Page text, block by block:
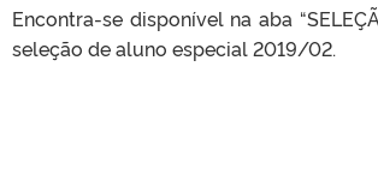
Encontra-se disponível na aba
seleção de aluno especial 2019/02.